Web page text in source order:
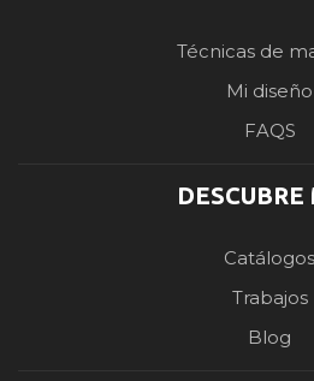
Técnicas de
Mi diseño
FAQS
DESCUBRE
Catálogos
Trabajos
Blog